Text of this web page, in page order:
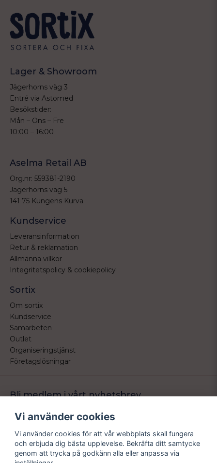
Lager & Showroom
Jägerhorns väg 3
Entré via Astomed
Besökstider:
Mån – Ons – Fre
10:00 – 16:00
Aselma Retail AB
Org.nr: 559381-2190
Jägerhorns väg 5
141 75 Kungens Kurva
Kundservice
Leveransinformation
Retur & reklamation
Allmänna villkor
Integritetspolicy & cookiepolicy
Sortix
Om sortix
Kundservice
Samarbeten
Outlet
Organiseringstjänst
Företagslösningar
Bli medlem i vårt nyhetsbrev
email
Mejladress Skicka
erbjudande.
Vi använder cookies
Vi använder cookies för att vår webbplats skall fungera
och erbjuda dig bästa upplevelse. Bekräfta ditt samtycke
genom att trycka på godkänn alla eller anpassa via